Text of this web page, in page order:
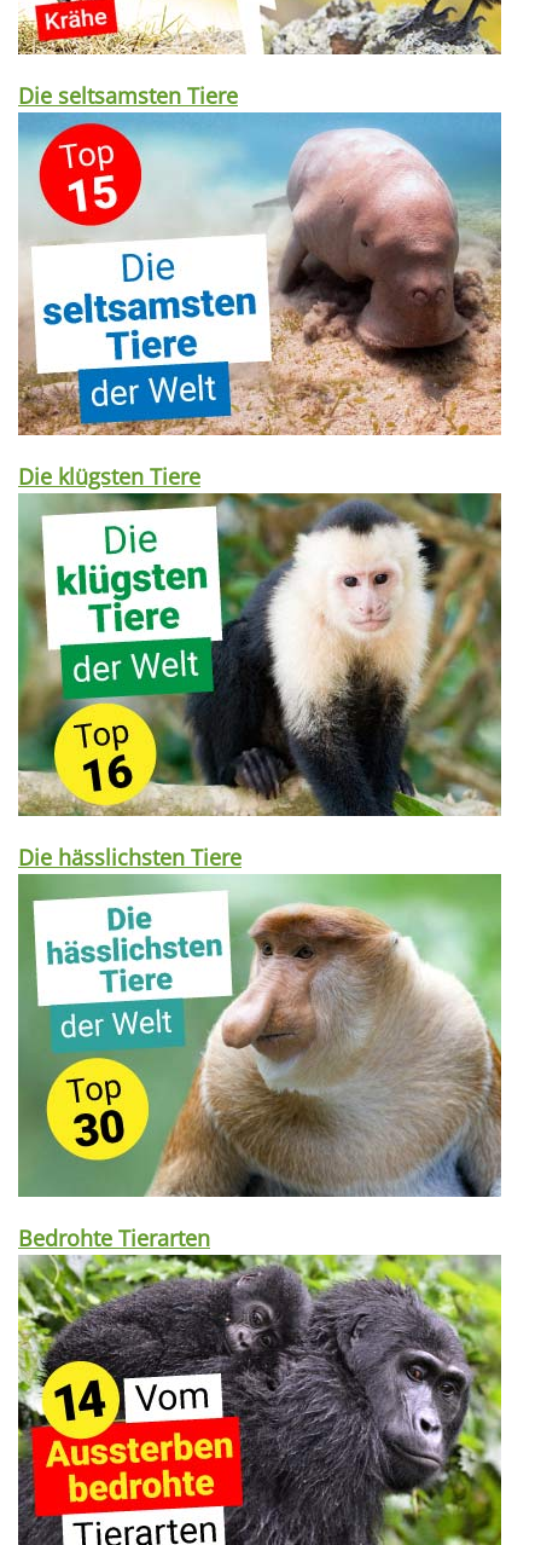
Die seltsamsten Tiere
Die klügsten Tiere
Die hässlichsten Tiere
Bedrohte Tierarten